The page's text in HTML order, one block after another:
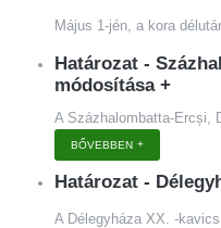
Május 1-jén, a kora
Határozat -
módosítása +
A Százhalombatta-Ercși,
BŐVEBBEN
Határozat -
A Délegyháza XX. -